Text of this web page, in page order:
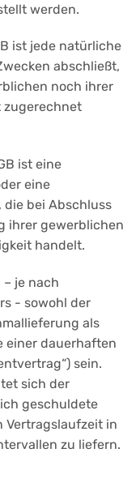
werden.
ist jede natürliche
abschließt,
noch ihrer
zugerechnet
ist eine
eine
bei Abschluss
ihrer gewerblichen
handelt.
– je nach
- sowohl der
als
einer dauerhaften
sein.
sich der
geschuldete
Vertragslaufzeit in
zu liefern.